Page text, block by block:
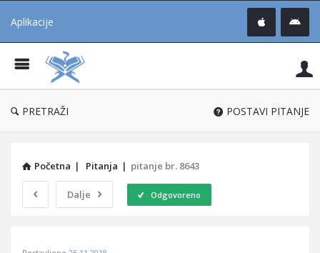
Aplikacije
®
PRETRAŽI POSTAVI PITANJE
Početna | Pitanja | pitanje br. 8643
Dalje Odgovoreno